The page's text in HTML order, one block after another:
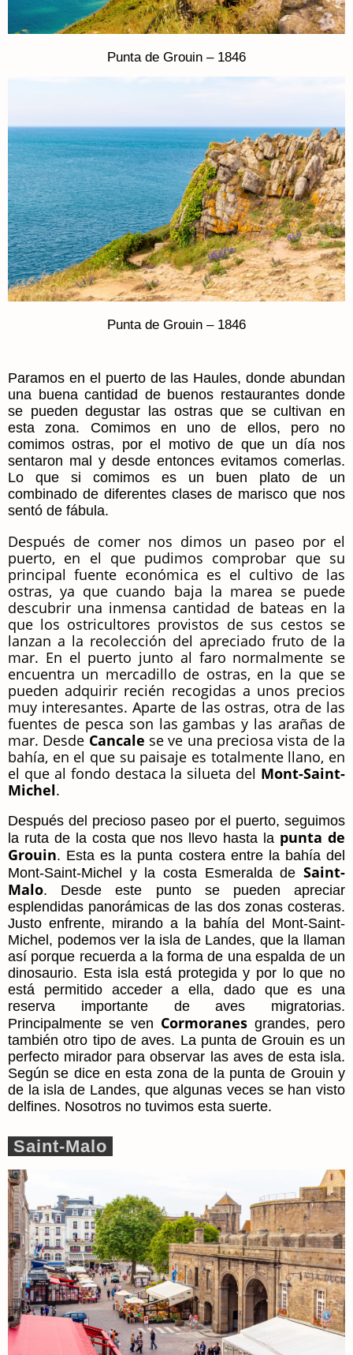
Punta de Grouin – 1846
Punta de Grouin – 1846
Paramos en el puerto de las Haules, donde abundan
una buena cantidad de buenos restaurantes donde
se pueden degustar las ostras que se cultivan en
esta zona. Comimos en uno de ellos, pero no
comimos ostras, por el motivo de que un día nos
sentaron mal y desde entonces evitamos comerlas.
Lo que si comimos es un buen plato de un
combinado de diferentes clases de marisco que nos
sentó de fábula.
Después de comer nos dimos un paseo por el
puerto, en el que pudimos comprobar que su
principal fuente económica es el cultivo de las
ostras, ya que cuando baja la marea se puede
descubrir una inmensa cantidad de bateas en la
que los ostricultores provistos de sus cestos se
lanzan a la recolección del apreciado fruto de la
mar. En el puerto junto al faro normalmente se
encuentra un mercadillo de ostras, en la que se
pueden adquirir recién recogidas a unos precios
muy interesantes. Aparte de las ostras, otra de las
fuentes de pesca son las gambas y las arañas de
mar. Desde Cancale se ve una preciosa vista de la
bahía, en el que su paisaje es totalmente llano, en
el que al fondo destaca la silueta del Mont-Saint-
Michel.
Después del precioso paseo por el puerto, seguimos
la ruta de la costa que nos llevo hasta la punta de
Grouin. Esta es la punta costera entre la bahía del
Mont-Saint-Michel y la costa Esmeralda de Saint-
Malo. Desde este punto se pueden apreciar
esplendidas panorámicas de las dos zonas costeras.
Justo enfrente, mirando a la bahía del Mont-Saint-
Michel, podemos ver la isla de Landes, que la llaman
así porque recuerda a la forma de una espalda de un
dinosaurio. Esta isla está protegida y por lo que no
está permitido acceder a ella, dado que es una
reserva importante de aves migratorias.
Principalmente se ven Cormoranes grandes, pero
también otro tipo de aves. La punta de Grouin es un
perfecto mirador para observar las aves de esta isla.
Según se dice en esta zona de la punta de Grouin y
de la isla de Landes, que algunas veces se han visto
delfines. Nosotros no tuvimos esta suerte.
Saint-Malo